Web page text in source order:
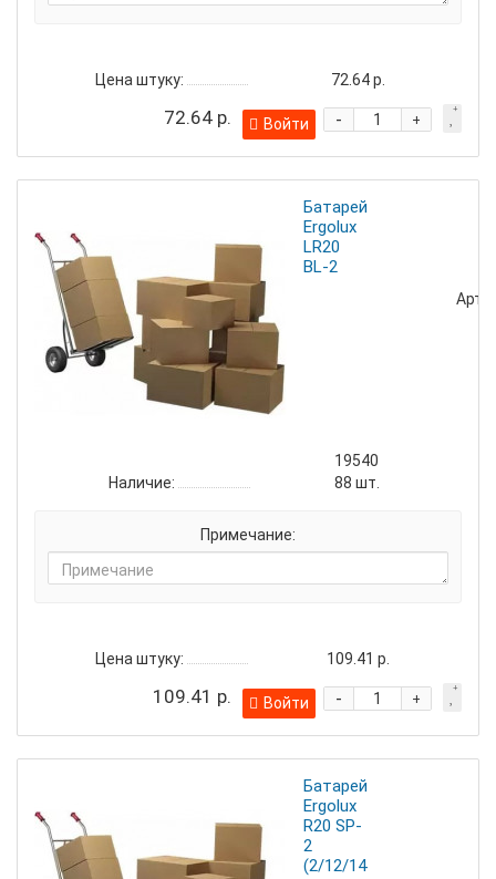
Цена штуку: 72.64 р.
72.64 р. +
-
Войти
Батарейка
Ergolux
LR20
BL-2
19540
Наличие:
88 шт.
Примечание:
Цена штуку: 109.41 р.
109.41 р. +
-
Войти
Батарейка
Ergolux
R20 SP-
2
(2/12/144)